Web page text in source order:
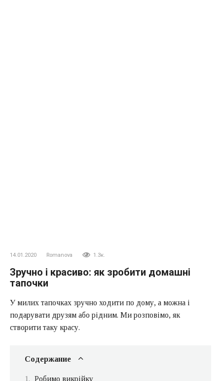
14.01.2020 Romanova 1.3к.
Зручно і красиво: як зробити домашні
тапочки
У милих тапочках зручно ходити по дому, а можна і
подарувати друзям або рідним. Ми розповімо, як
створити таку красу.
Содержание
Робимо викрійку